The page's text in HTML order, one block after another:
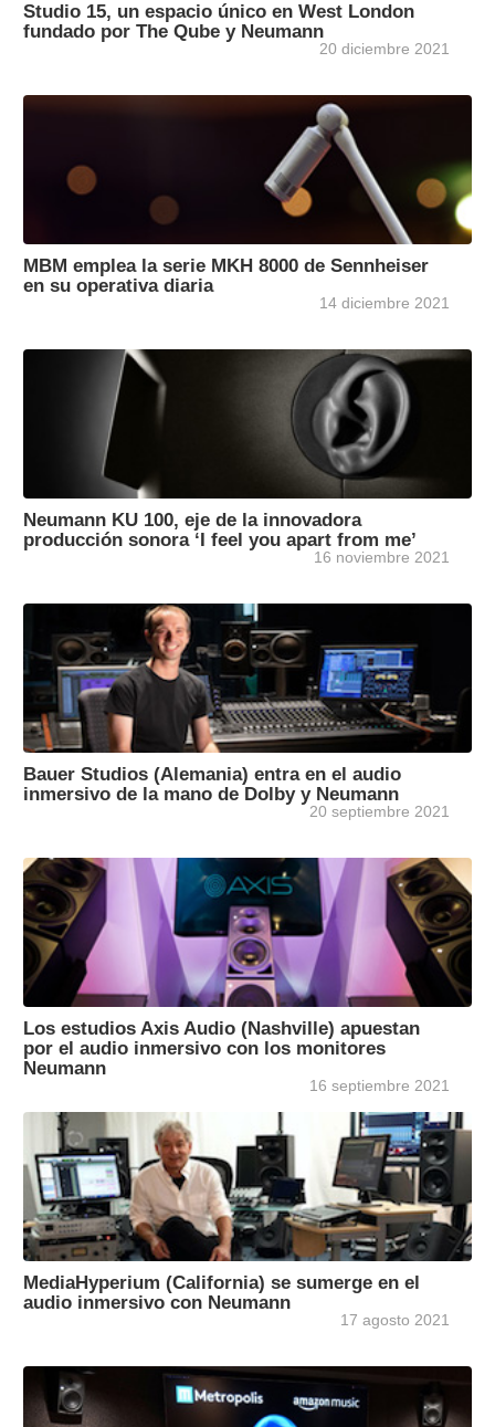
Studio 15, un espacio único en West London
fundado por The Qube y Neumann
20 diciembre 2021
MBM emplea la serie MKH 8000 de Sennheiser
en su operativa diaria
14 diciembre 2021
Neumann KU 100, eje de la innovadora
producción sonora ‘I feel you apart from me’
16 noviembre 2021
Bauer Studios (Alemania) entra en el audio
inmersivo de la mano de Dolby y Neumann
20 septiembre 2021
Los estudios Axis Audio (Nashville) apuestan
por el audio inmersivo con los monitores
Neumann
16 septiembre 2021
MediaHyperium (California) se sumerge en el
audio inmersivo con Neumann
17 agosto 2021